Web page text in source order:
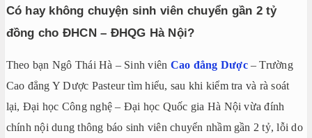
Có hay không chuyện sinh viên chuyển gần 2 tỷ
đồng cho ĐHCN – ĐHQG Hà Nội?
Theo bạn Ngô Thái Hà – Sinh viên Cao đẳng Dược– Trường
Cao đẳng Y Dược Pasteur tìm hiểu, sau khi kiểm tra và rà soát
lại, Đại học Công nghệ – Đại học Quốc gia Hà Nội vừa đính
chính nội dung thông báo sinh viên chuyển nhầm gần 2 tỷ, lỗi do